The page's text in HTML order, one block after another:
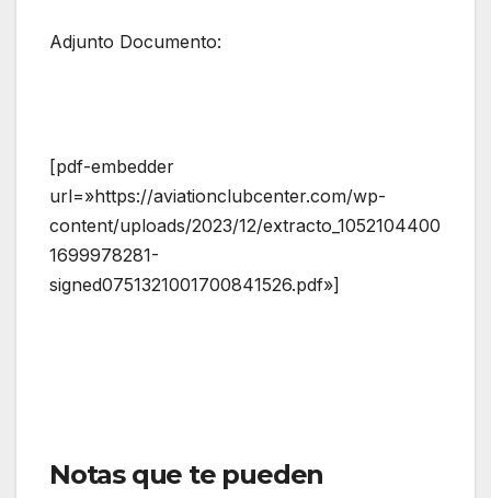
Adjunto Documento:
[pdf-embedder
url=»https://aviationclubcenter.com/wp-
content/uploads/2023/12/extracto_1052104400
1699978281-
signed0751321001700841526.pdf»]
Notas que te pueden